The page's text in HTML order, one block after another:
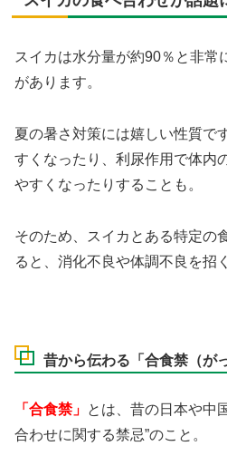
スイカは水分量が約90％と非常
があります。
夏の暑さ対策には嬉しい性質で
すくなったり、利尿作用で体内
やすくなったりすることも。
そのため、スイカとある特定の
ると、消化不良や体調不良を招
昔から伝わる「合食禁（が
「合食禁」 とは、昔の日本や中
合わせに関する禁忌”のこと。